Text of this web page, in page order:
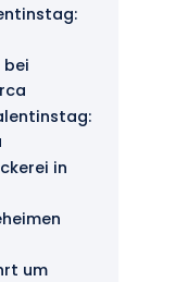
bei
in
um